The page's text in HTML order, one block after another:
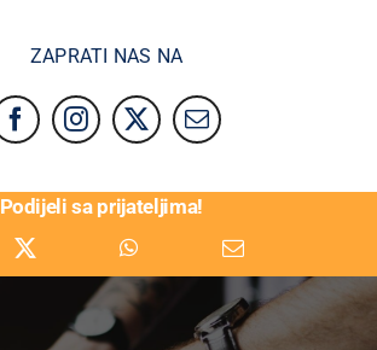
ZAPRATI NAS NA
Podijeli sa prijateljima!